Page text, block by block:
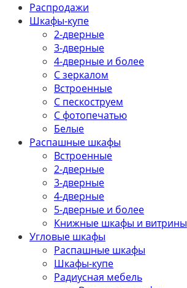
Распродажи
Шкафы-купе
2-дверные
3-дверные
4-дверные и более
С зеркалом
Встроенные
С пескоструем
С фотопечатью
Белые
Распашные шкафы
Встроенные
2-дверные
3-дверные
4-дверные
5-дверные и более
Книжные шкафы и витрины
Угловые шкафы
Распашные шкафы
Шкафы-купе
Радиусная мебель